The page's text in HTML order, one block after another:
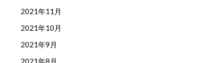
2021年11月
2021年10月
2021年9月
2021年8月